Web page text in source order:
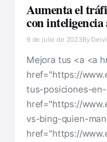
Aumenta el
con
9 de julio de 2023By
Mejora tus <a <a
href="https://
tus-posiciones-
href="https://
vs-bing-quien-
href="https://